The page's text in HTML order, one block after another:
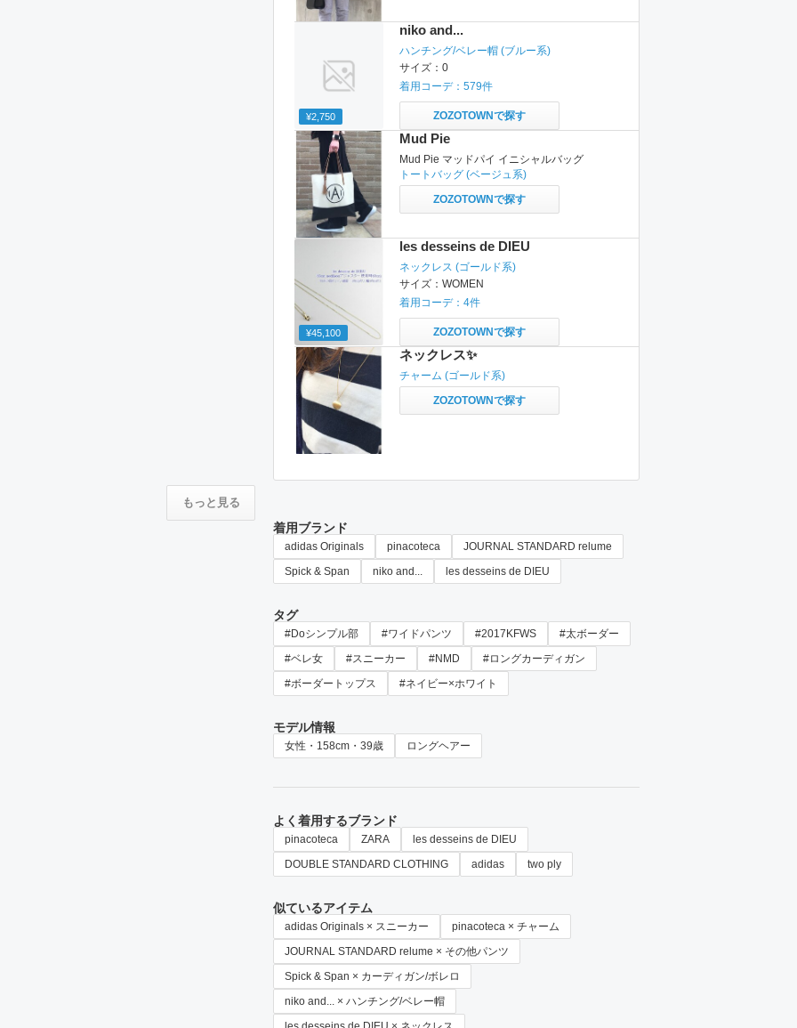
¥2,750
niko and...
ハンチング/ベレー帽 (ブルー系)
サイズ： 0
着用コーデ： 579件
ZOZOTOWNで探す
Mud Pie
Mud Pie マッドパイ イニシャルバッグ
トートバッグ (ベージュ系)
ZOZOTOWNで探す
¥45,100
les desseins de DIEU
ネックレス (ゴールド系)
サイズ： WOMEN
着用コーデ： 4件
ZOZOTOWNで探す
ネックレス✨
チャーム (ゴールド系)
ZOZOTOWNで探す
着用ブランド
adidas Originals pinacoteca
JOURNAL STANDARD relume
Spick & Span
niko and... les desseins de DIEU
タグ
#Doシンプル部 #ワイドパンツ #2017KFWS
#太ボーダー
#ベレ女
#スニーカー #NMD
#ロングカーディガン
#ボーダートップス
#ネイビー×ホワイト
モデル情報
女性・158cm・39歳 ロングヘアー
よく着用するブランド
pinacoteca ZARA
les desseins de DIEU
DOUBLE STANDARD CLOTHING
adidas two ply
似ているアイテム
adidas Originals × スニーカー
pinacoteca × チャーム
JOURNAL STANDARD relume × その他パンツ
Spick & Span × カーディガン/ボレロ
niko and... × ハンチング/ベレー帽
もっと見る